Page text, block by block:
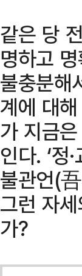
같은 당
명하고
불충분해
계에 대
가 지금
인다. ‘정
불관언(
그런 자
가?